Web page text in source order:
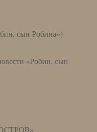
сын Робина»)
«Робин, сын